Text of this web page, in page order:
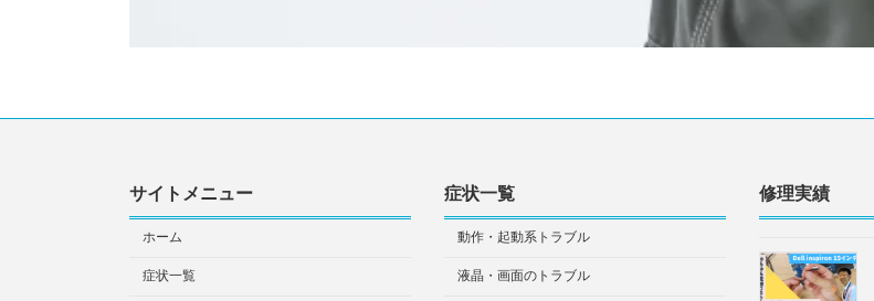
サイトメニュー
ホーム
症状一覧
症状一覧
動作・起動系トラブル
液晶・画面のトラブル
修理実績